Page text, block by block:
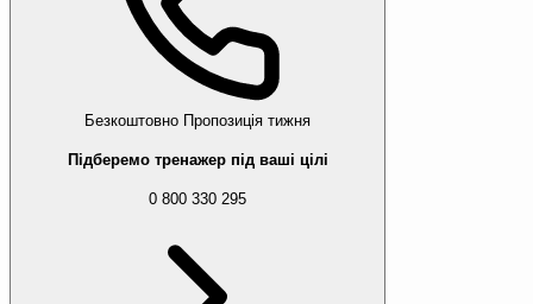
Безкоштовно Пропозиція тижня
Підберемо тренажер під ваші цілі
0 800 330 295